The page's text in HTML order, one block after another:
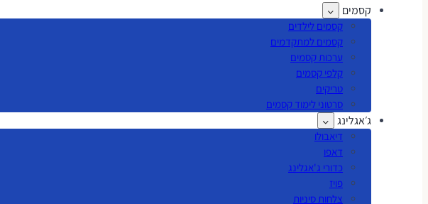
קסמים
קסמים לילדים
קסמים למתקדמים
ערכות קסמים
קלפי קסמים
טריקים
סרטוני לימוד קסמים
ג׳אגלינג
דיאבולו
דאפו
כדורי ג'אגלינג
פויז
צלחות סיניות